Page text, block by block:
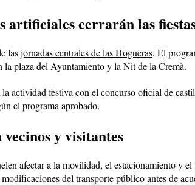
artificiales cerrarán las
lasjornadas centrales de las Hogueras. El
la plaza del Ayuntamiento y la Nit de la Cremà.
actividad festiva con el concurso oficial de
el programa aprobado.
y visitantes
afectar a la movilidad, el estacionamiento
del transporte público antes de